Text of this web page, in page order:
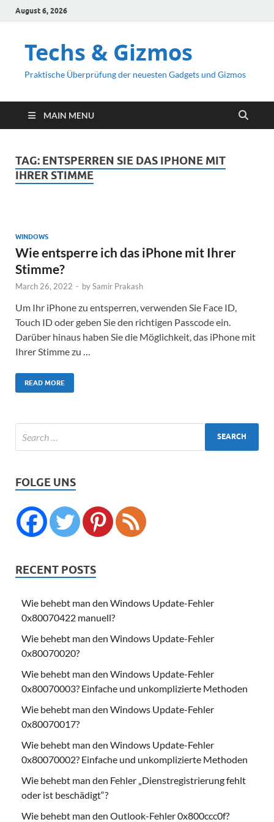
August 6, 2026
Techs & Gizmos
Praktische Überprüfung der neuesten Gadgets und Gizmos
MAIN MENU
TAG: ENTSPERREN SIE DAS IPHONE MIT
IHRER STIMME
WINDOWS
Wie entsperre ich das iPhone mit Ihrer
Stimme?
March 26, 2022 - bySamir Prakash
Um Ihr iPhone zu entsperren, verwenden Sie Face ID,
Touch ID oder geben Sie den richtigen Passcode ein.
Darüber hinaus haben Sie die Möglichkeit, das iPhone mit
Ihrer Stimme zu …
READ MORE
FOLGE UNS
RECENT POSTS
Wie behebt man den Windows Update-Fehler
0x80070422 manuell?
Wie behebt man den Windows Update-Fehler
0x80070020?
Wie behebt man den Windows Update-Fehler
0x80070003? Einfache und unkomplizierte Methoden
Wie behebt man den Windows Update-Fehler
0x80070017?
Wie behebt man den Windows Update-Fehler
0x80070002? Einfache und unkomplizierte Methoden
Wie behebt man den Fehler „Dienstregistrierung fehlt
oder ist beschädigt“?
Wie behebt man den Outlook-Fehler 0x800ccc0f?